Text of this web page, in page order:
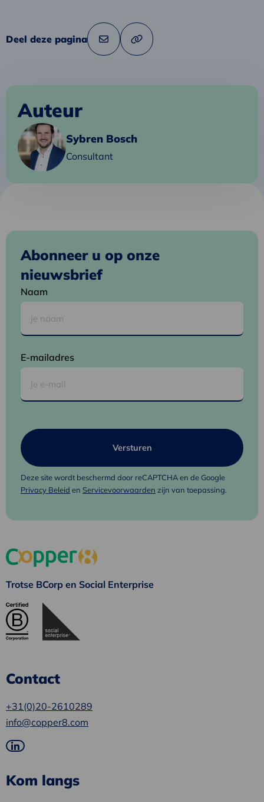
Deel deze pagina
Deel
via
Link
naar
Auteur
Sybren Bosch
Consultant
Lees
meer
over
Sybren
Abonneer u op onze
nieuwsbrief
Naam
E-mailadres
Deze site wordt beschermd door reCAPTCHA en de Google
Privacy Beleid en Servicevoorwaarden zijn van toepassing.
Trotse BCorp en Social Enterprise
Contact
+31(0)20-2610289
info@copper8.com
Ga
LinkedIn
Kom langs